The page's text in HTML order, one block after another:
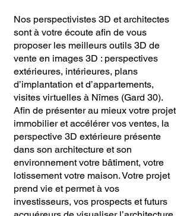
Nos perspectivistes 3D et architectes
sont à votre écoute afin de vous
proposer les meilleurs outils 3D de
vente en images 3D : perspectives
extérieures, intérieures, plans
d’implantation et d’appartements,
visites virtuelles à Nîmes (Gard 30).
Afin de présenter au mieux votre projet
immobilier et accélérer vos ventes, la
perspective 3D extérieure présente
dans son architecture et son
environnement votre bâtiment, votre
lotissement votre maison. Votre projet
prend vie et permet à vos
investisseurs, vos prospects et futurs